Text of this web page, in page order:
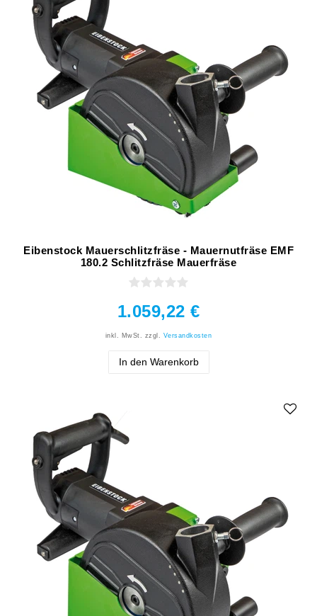
Eibenstock Mauerschlitzfräse - Mauernutfräse EMF
180.2 Schlitzfräse Mauerfräse
1.059,22 €
inkl. MwSt. zzgl. Versandkosten
In den Warenkorb